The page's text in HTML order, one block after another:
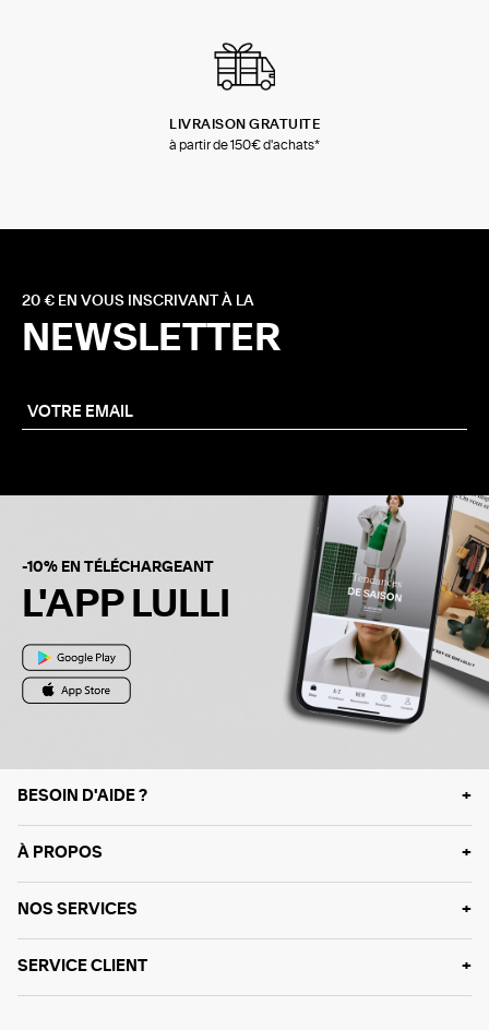
LIVRAISON GRATUITE
à partir de 150€ d'achats*
20 € EN VOUS INSCRIVANT À LA
NEWSLETTER
-10% EN TÉLÉCHARGEANT
L'APP LULLI
BESOIN D'AIDE ?
À PROPOS
NOS SERVICES
SERVICE CLIENT